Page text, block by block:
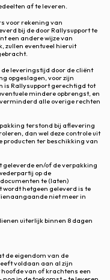
af te leveren.
voor rekening van
bij de door Rallysupport te
een andere wijze van
zullen eventueel hieruit
leveringstijd door de cliënt
opgeslagen, voor zijn
is Rallysupport gerechtigd tot
mindere opbrengst, en
alle overige rechten
terstond bij aflevering
dan wel deze controle uit
producten ter beschikking van
geleverde en/of de verpakking
op de
te (laten)
hetgeen geleverd is te
niet meer in
uiterlijk binnen 8 dagen
de eigendom van de
voldaan aan al zijn
van of krachtens een